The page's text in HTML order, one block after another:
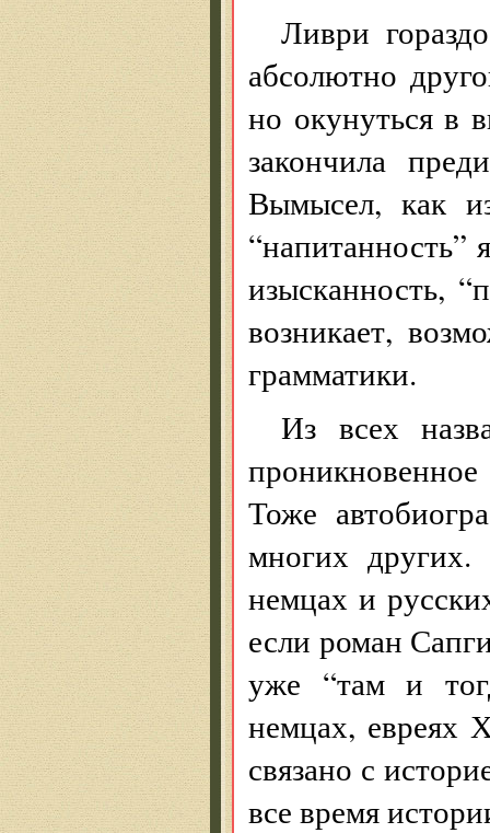
Ливри
абсолютно
но окунуться в
закончила
Вымысел, как
“напитанность”
изысканность,
возникает,
грамматики.
Из всех
Тоже
многих
немцах и
если роман
уже “там и
немцах, евреях
связано с
все время